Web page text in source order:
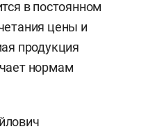
в постоянном
цены и
продукция
нормам